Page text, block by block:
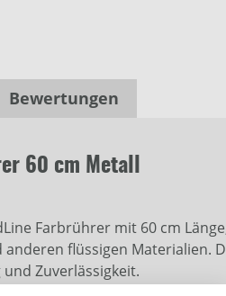
Bewertungen
60 cm Metall
Farbrührer mit 60 cm
anderen flüssigen
Zuverlässigkeit.